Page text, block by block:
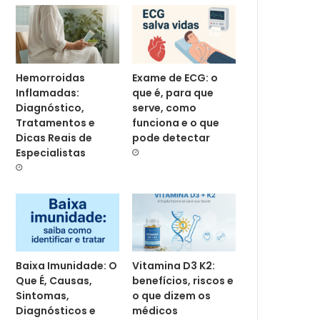
Hemorroidas
Inflamadas:
Diagnóstico,
Tratamentos e
Dicas Reais de
Especialistas
Exame de ECG: o
que é, para que
serve, como
funciona e o que
pode detectar
Baixa Imunidade: O
Que É, Causas,
Sintomas,
Diagnósticos e
Vitamina D3 K2:
benefícios, riscos e
o que dizem os
médicos